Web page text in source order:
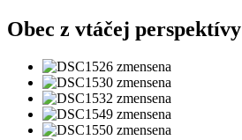
Obec z vtáčej perspektívy